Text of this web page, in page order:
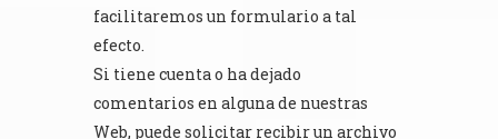
facilitaremos un formulario a tal
efecto.
Si tiene cuenta o ha dejado
comentarios en alguna de nuestras
Web, puede solicitar recibir un archivo